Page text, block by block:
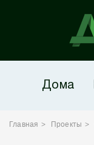
Дома
Главная Проекты